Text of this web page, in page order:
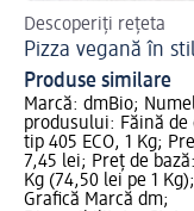
Descoperiți rețeta
Pizza vegană în
Produse similare
Marcă: dmBio;
produsului: Făină de
tip 405 ECO, 1 Kg;
7,45 lei; Preț de
Kg (74,50 lei pe 1 Kg);
Grafică Marcă dm;